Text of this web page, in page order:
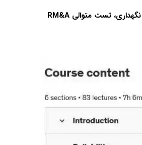
موضوعات شامل چالش‌های RM&A، مقادیر شروع RM&A، تست قابلیت اطمینان و نگهداری، تست متوالی RM&A